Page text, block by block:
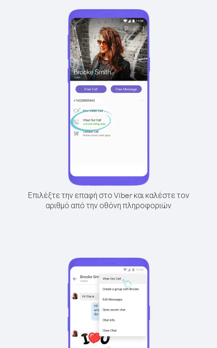
Επιλέξτε την επαφή στο Viber και καλέστε τον
αριθμό από την οθόνη πληροφοριών